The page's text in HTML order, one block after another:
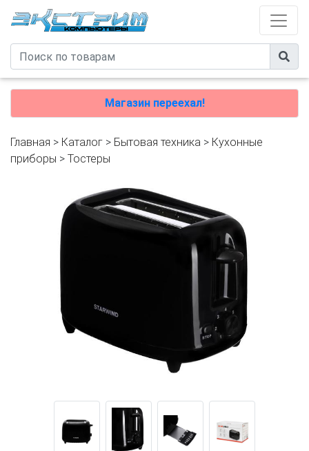
Магазин переехал!
Главная > Каталог > Бытовая техника > Кухонные
приборы > Тостеры